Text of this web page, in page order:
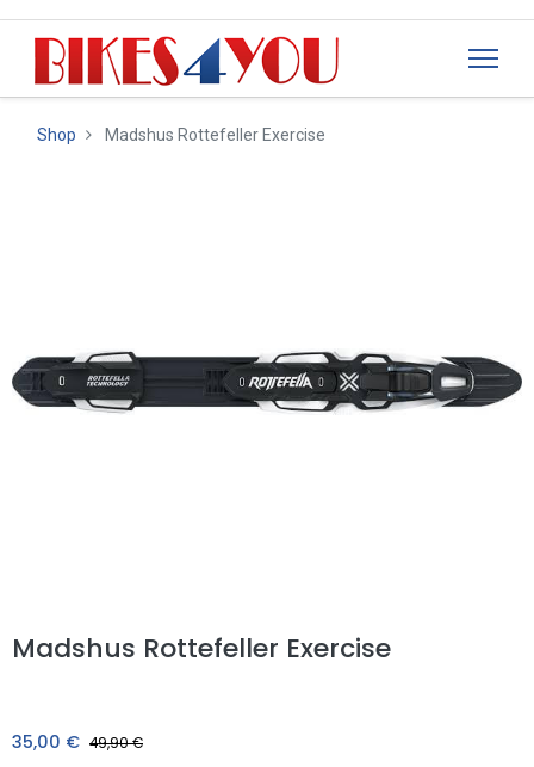
Shop Madshus Rottefeller Exercise
Madshus Rottefeller Exercise
35,00 € 49,90€